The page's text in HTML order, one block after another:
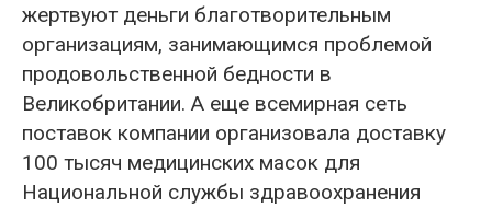
жертвуют деньги благотворительным
организациям, занимающимся проблемой
продовольственной бедности в
Великобритании. А еще всемирная сеть
поставок компании организовала доставку
100 тысяч медицинских масок для
Национальной службы здравоохранения